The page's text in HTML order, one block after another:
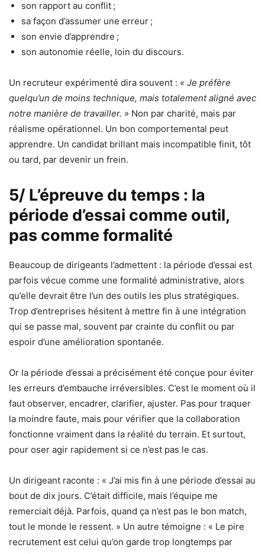
son rapport au conflit ;
sa façon d’assumer une erreur ;
son envie d’apprendre ;
son autonomie réelle, loin du discours.
Un recruteur expérimenté dira souvent : « Je préfère
quelqu’un de moins technique, mais totalement aligné avec
notre manière de travailler. » Non par charité, mais par
réalisme opérationnel. Un bon comportemental peut
apprendre. Un candidat brillant mais incompatible finit, tôt
ou tard, par devenir un frein.
5/ L’épreuve du temps : la
période d’essai comme outil,
pas comme formalité
Beaucoup de dirigeants l’admettent : la période d’essai est
parfois vécue comme une formalité administrative, alors
qu’elle devrait être l’un des outils les plus stratégiques.
Trop d’entreprises hésitent à mettre fin à une intégration
qui se passe mal, souvent par crainte du conflit ou par
espoir d’une amélioration spontanée.
Or la période d’essai a précisément été conçue pour éviter
les erreurs d’embauche irréversibles. C’est le moment où il
faut observer, encadrer, clarifier, ajuster. Pas pour traquer
la moindre faute, mais pour vérifier que la collaboration
fonctionne vraiment dans la réalité du terrain. Et surtout,
pour oser agir rapidement si ce n’est pas le cas.
Un dirigeant raconte : « J’ai mis fin à une période d’essai au
bout de dix jours. C’était difficile, mais l’équipe me
remerciait déjà. Parfois, quand ça n’est pas le bon match,
tout le monde le ressent. » Un autre témoigne : « Le pire
recrutement est celui qu’on garde trop longtemps par